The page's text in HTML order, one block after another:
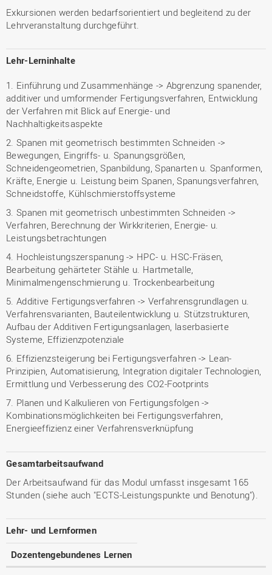
Exkursionen werden bedarfsorientiert und begleitend zu der
Lehrveranstaltung durchgeführt.
Lehr-Lerninhalte
1. Einführung und Zusammenhänge -> Abgrenzung spanender,
additiver und umformender Fertigungsverfahren, Entwicklung
der Verfahren mit Blick auf Energie- und
Nachhaltigkeitsaspekte
2. Spanen mit geometrisch bestimmten Schneiden ->
Bewegungen, Eingriffs- u. Spanungsgrößen,
Schneidengeometrien, Spanbildung, Spanarten u. Spanformen,
Kräfte, Energie u. Leistung beim Spanen, Spanungsverfahren,
Schneidstoffe, Kühlschmierstoffsysteme
3. Spanen mit geometrisch unbestimmten Schneiden ->
Verfahren, Berechnung der Wirkkriterien, Energie- u.
Leistungsbetrachtungen
4. Hochleistungszerspanung -> HPC- u. HSC-Fräsen,
Bearbeitung gehärteter Stähle u. Hartmetalle,
Minimalmengenschmierung u. Trockenbearbeitung
5. Additive Fertigungsverfahren -> Verfahrensgrundlagen u.
Verfahrensvarianten, Bauteilentwicklung u. Stützstrukturen,
Aufbau der Additiven Fertigungsanlagen, laserbasierte
Systeme, Effizienzpotenziale
6. Effizienzsteigerung bei Fertigungsverfahren -> Lean-
Prinzipien, Automatisierung, Integration digitaler Technologien,
Ermittlung und Verbesserung des CO2-Footprints
7. Planen und Kalkulieren von Fertigungsfolgen ->
Kombinationsmöglichkeiten bei Fertigungsverfahren,
Energieeffizienz einer Verfahrensverknüpfung
Gesamtarbeitsaufwand
Der Arbeitsaufwand für das Modul umfasst insgesamt 165
Stunden (siehe auch "ECTS-Leistungspunkte und Benotung").
Lehr- und Lernformen
Dozentengebundenes Lernen